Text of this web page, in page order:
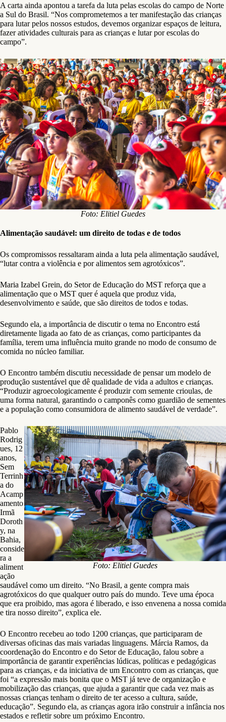
A carta ainda apontou a tarefa da luta pelas escolas do campo de Norte
a Sul do Brasil. “Nos comprometemos a ter manifestação das crianças
para lutar pelos nossos estudos, devemos organizar espaços de leitura,
fazer atividades culturais para as crianças e lutar por escolas do
campo”.
Foto: Elitiel Guedes
Alimentação saudável: um direito de todas e de todos
Os compromissos ressaltaram ainda a luta pela alimentação saudável,
“lutar contra a violência e por alimentos sem agrotóxicos”.
Maria Izabel Grein, do Setor de Educação do MST reforça que a
alimentação que o MST quer é aquela que produz vida,
desenvolvimento e saúde, que são direitos de todos e todas.
Segundo ela, a importância de discutir o tema no Encontro está
diretamente ligada ao fato de as crianças, como participantes da
família, terem uma influência muito grande no modo de consumo de
comida no núcleo familiar.
O Encontro também discutiu necessidade de pensar um modelo de
produção sustentável que dê qualidade de vida a adultos e crianças.
“Produzir agroecologicamente é produzir com semente crioulas, de
uma forma natural, garantindo o camponês como guardião de sementes
e a população como consumidora de alimento saudável de verdade”.
Foto: Elitiel Guedes
Pablo
Rodrig
ues, 12
anos,
Sem
Terrinh
a do
Acamp
amento
Irmã
Doroth
y, na
Bahia,
conside
ra a
aliment
ação
saudável como um direito. “No Brasil, a gente compra mais
agrotóxicos do que qualquer outro país do mundo. Teve uma época
que era proibido, mas agora é liberado, e isso envenena a nossa comida
e tira nosso direito”, explica ele.
O Encontro recebeu ao todo 1200 crianças, que participaram de
diversas oficinas das mais variadas linguagens. Márcia Ramos, da
coordenação do Encontro e do Setor de Educação, falou sobre a
importância de garantir experiências lúdicas, políticas e pedagógicas
para as crianças, e da iniciativa de um Encontro com as crianças, que
foi “a expressão mais bonita que o MST já teve de organização e
mobilização das crianças, que ajuda a garantir que cada vez mais as
nossas crianças tenham o direito de ter acesso a cultura, saúde,
educação”. Segundo ela, as crianças agora irão construir a infância nos
estados e refletir sobre um próximo Encontro.